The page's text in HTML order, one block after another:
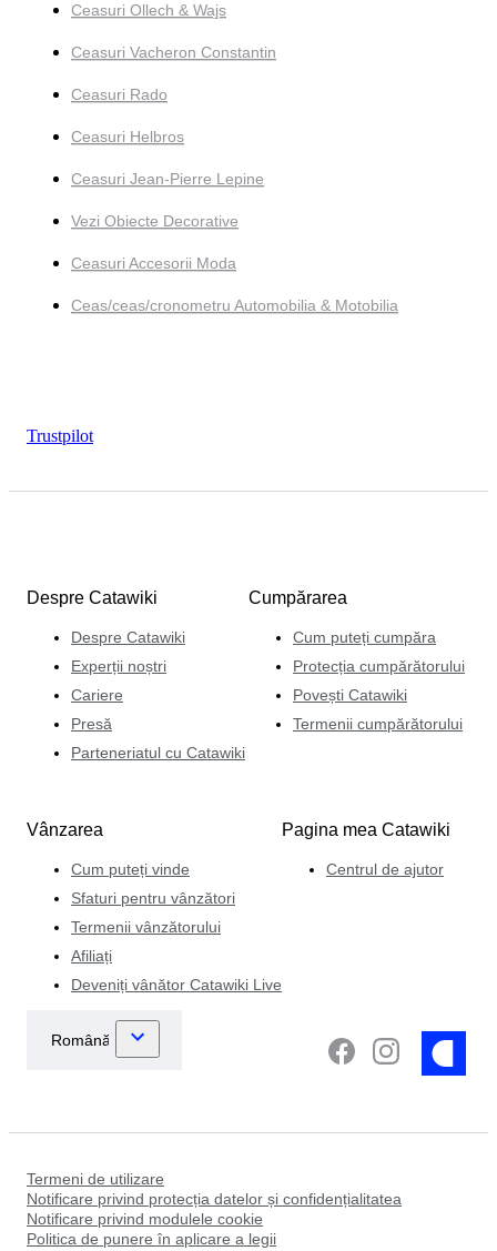
Ceasuri Ollech & Wajs
Ceasuri Vacheron Constantin
Ceasuri Rado
Ceasuri Helbros
Ceasuri Jean-Pierre Lepine
Vezi Obiecte Decorative
Ceasuri Accesorii Moda
Ceas/ceas/cronometru Automobilia & Motobilia
Trustpilot
Despre Catawiki
Despre Catawiki
Experții noștri
Cariere
Presă
Parteneriatul cu Catawiki
Cumpărarea
Cum puteți cumpăra
Protecția cumpărătorului
Povești Catawiki
Termenii cumpărătorului
Vânzarea
Cum puteți vinde
Sfaturi pentru vânzători
Termenii vânzătorului
Afiliați
Deveniți vânător Catawiki Live
Pagina mea Catawiki
Centrul de ajutor
Termeni de utilizare
Notificare privind protecția datelor și confidențialitatea
Notificare privind modulele cookie
Politica de punere în aplicare a legii